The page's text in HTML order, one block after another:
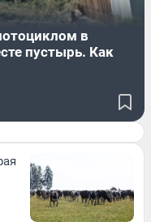
в
пустырь. Как